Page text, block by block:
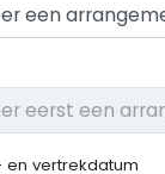
en vertrekdatum